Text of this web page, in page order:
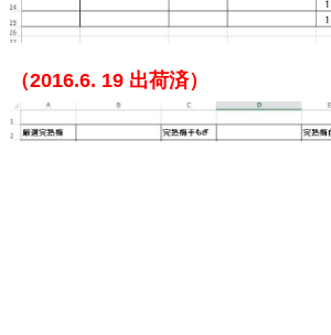
（2016.6. 19出荷済）